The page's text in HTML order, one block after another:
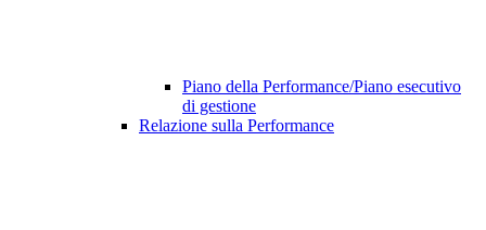
Piano della Performance/Piano esecutivo
di gestione
Relazione sulla Performance